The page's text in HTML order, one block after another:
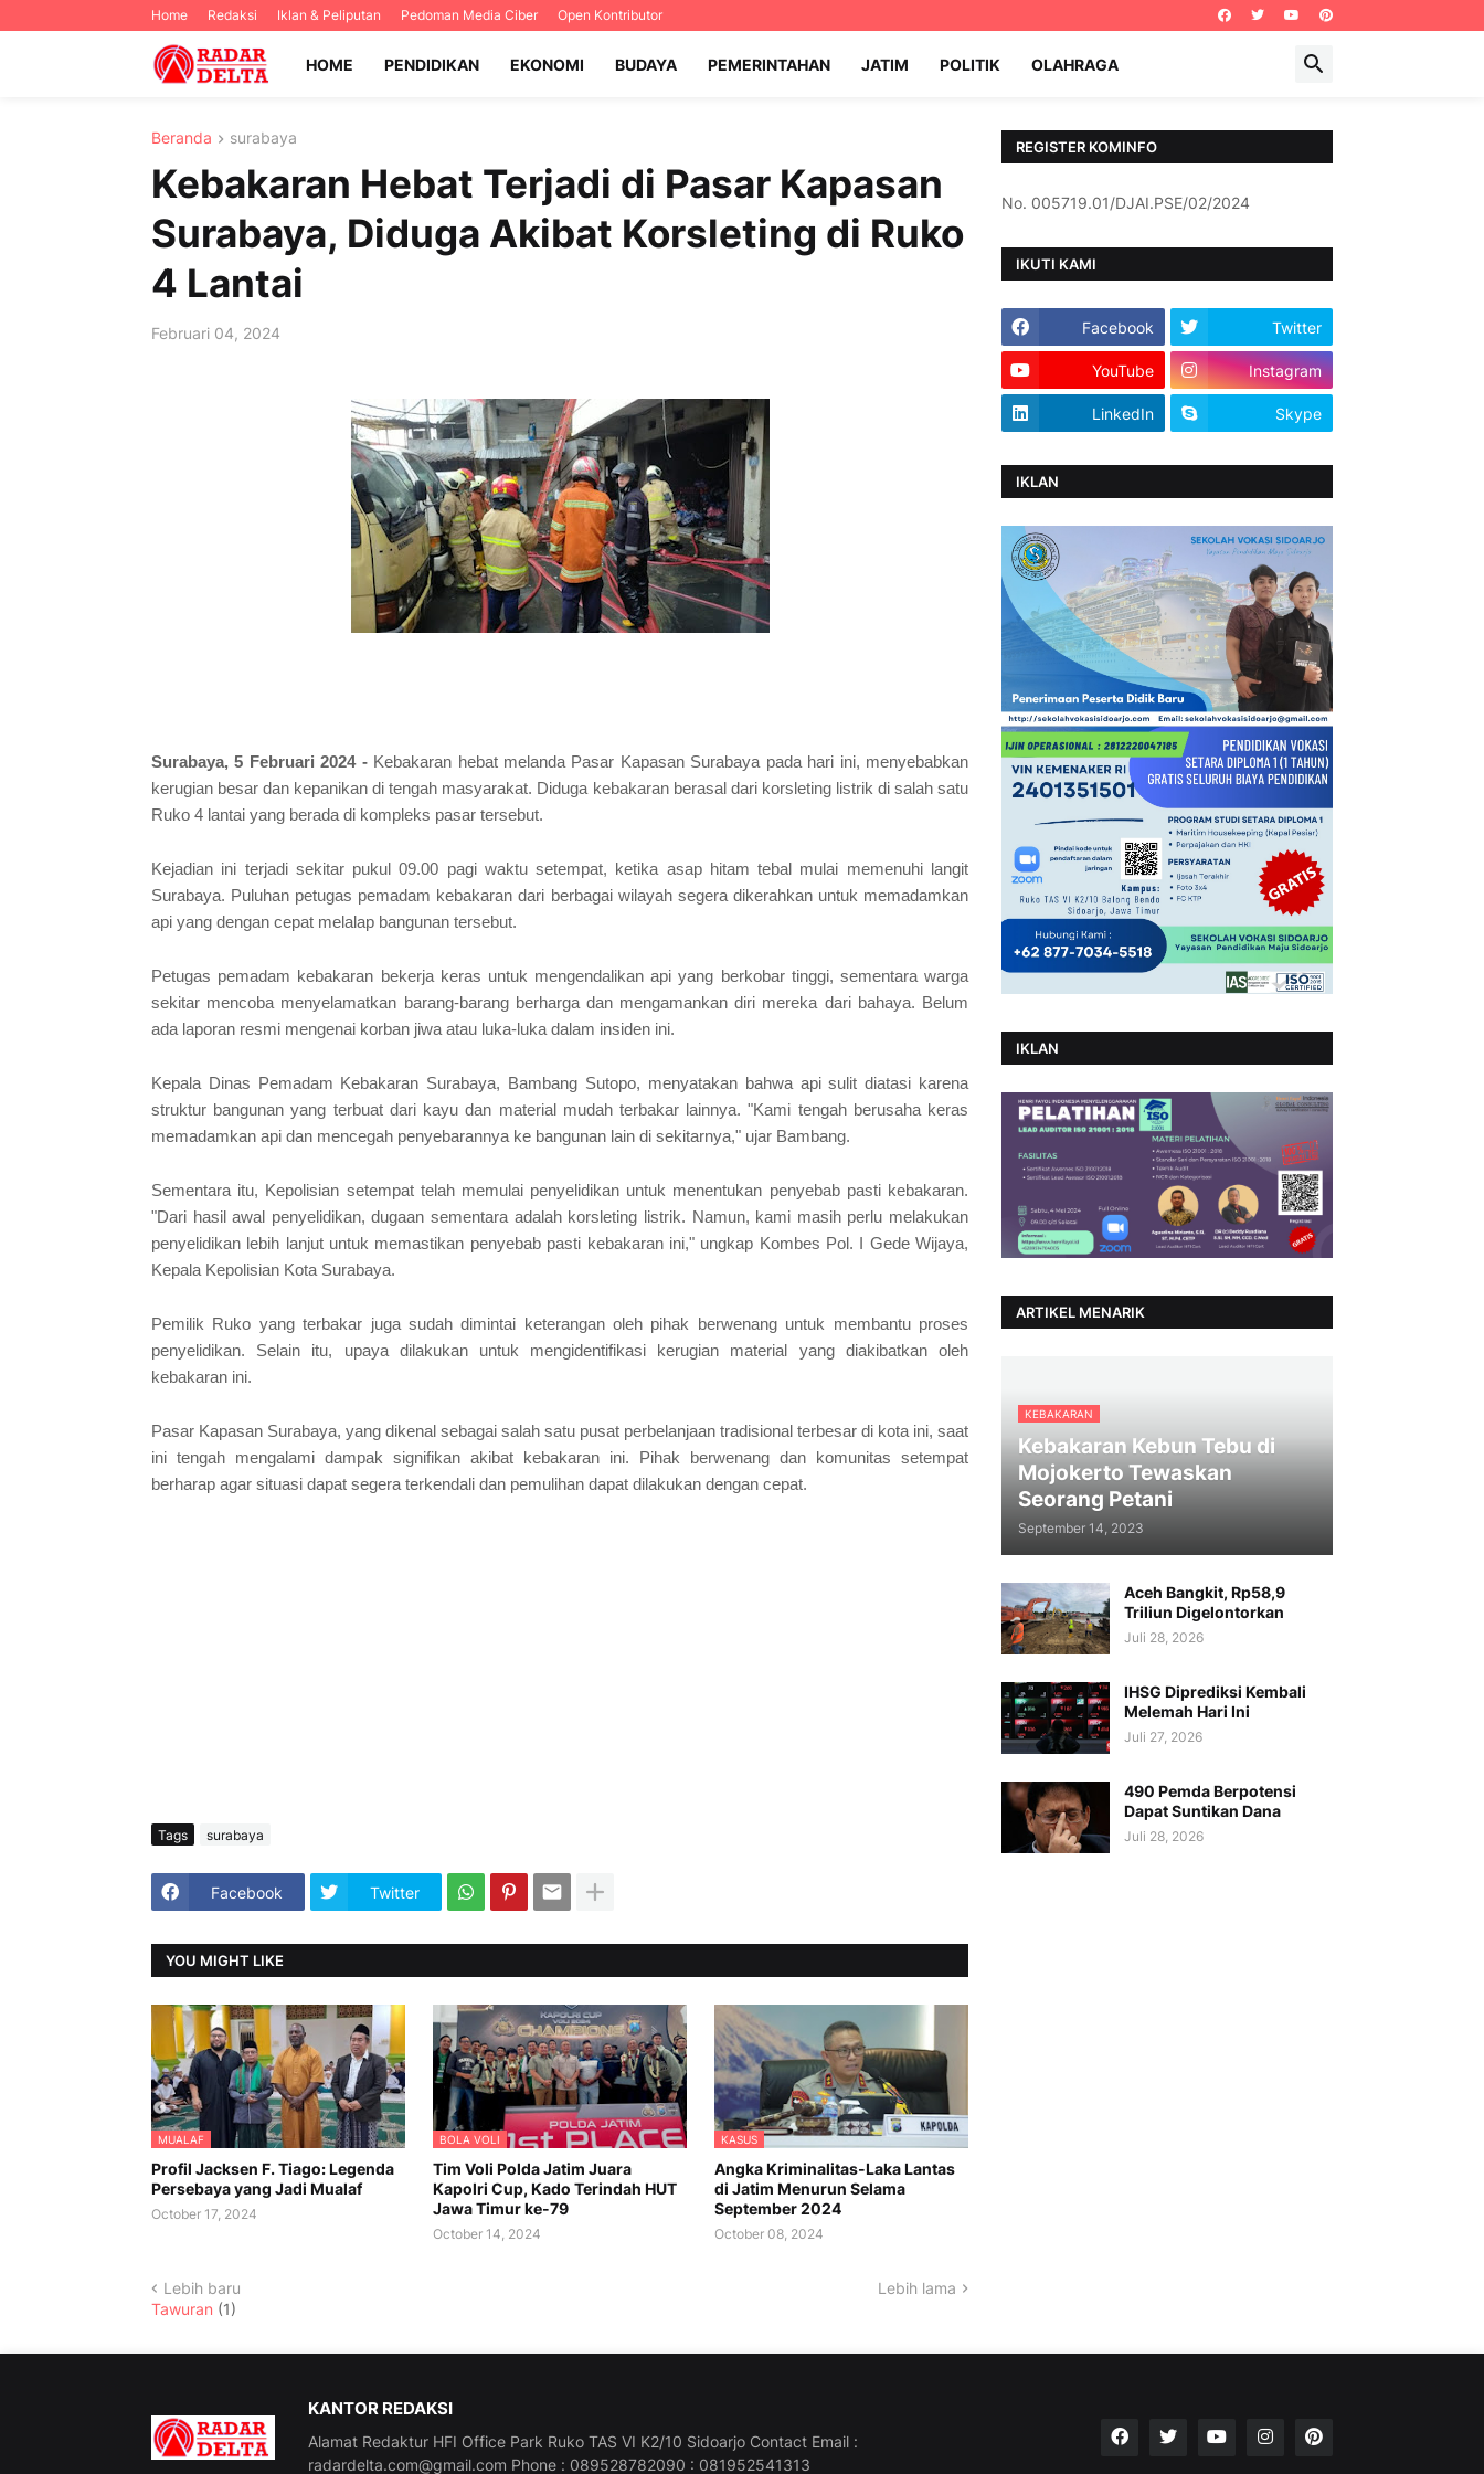
Home Redaksi Iklan & Peliputan Pedoman Media Ciber Open Kontributor
HOME PENDIDIKAN EKONOMI BUDAYA PEMERINTAHAN JATIM POLITIK OLAHRAGA
Beranda surabaya
Kebakaran Hebat Terjadi di Pasar Kapasan
Surabaya, Diduga Akibat Korsleting di Ruko
4 Lantai
Februari 04, 2024
Surabaya, 5 Februari 2024 -Kebakaran hebat melanda Pasar Kapasan Surabaya pada hari ini, menyebabkan
kerugian besar dan kepanikan di tengah masyarakat. Diduga kebakaran berasal dari korsleting listrik di salah satu
Ruko 4 lantai yang berada di kompleks pasar tersebut.
Kejadian ini terjadi sekitar pukul 09.00 pagi waktu setempat, ketika asap hitam tebal mulai memenuhi langit
Surabaya. Puluhan petugas pemadam kebakaran dari berbagai wilayah segera dikerahkan untuk memadamkan
api yang dengan cepat melalap bangunan tersebut.
Petugas pemadam kebakaran bekerja keras untuk mengendalikan api yang berkobar tinggi, sementara warga
sekitar mencoba menyelamatkan barang-barang berharga dan mengamankan diri mereka dari bahaya. Belum
ada laporan resmi mengenai korban jiwa atau luka-luka dalam insiden ini.
Kepala Dinas Pemadam Kebakaran Surabaya, Bambang Sutopo, menyatakan bahwa api sulit diatasi karena
struktur bangunan yang terbuat dari kayu dan material mudah terbakar lainnya. "Kami tengah berusaha keras
memadamkan api dan mencegah penyebarannya ke bangunan lain di sekitarnya," ujar Bambang.
Sementara itu, Kepolisian setempat telah memulai penyelidikan untuk menentukan penyebab pasti kebakaran.
"Dari hasil awal penyelidikan, dugaan sementara adalah korsleting listrik. Namun, kami masih perlu melakukan
penyelidikan lebih lanjut untuk memastikan penyebab pasti kebakaran ini," ungkap Kombes Pol. I Gede Wijaya,
Kepala Kepolisian Kota Surabaya.
Pemilik Ruko yang terbakar juga sudah dimintai keterangan oleh pihak berwenang untuk membantu proses
penyelidikan. Selain itu, upaya dilakukan untuk mengidentifikasi kerugian material yang diakibatkan oleh
kebakaran ini.
Pasar Kapasan Surabaya, yang dikenal sebagai salah satu pusat perbelanjaan tradisional terbesar di kota ini, saat
ini tengah mengalami dampak signifikan akibat kebakaran ini. Pihak berwenang dan komunitas setempat
berharap agar situasi dapat segera terkendali dan pemulihan dapat dilakukan dengan cepat.
Tags surabaya
Facebook Twitter
YOU MIGHT LIKE
MUALAF
Profil Jacksen F. Tiago: Legenda
Persebaya yang Jadi Mualaf
October 17, 2024
BOLA VOLI
Tim Voli Polda Jatim Juara
Kapolri Cup, Kado Terindah HUT
Jawa Timur ke-79
October 14, 2024
KASUS
Angka Kriminalitas-Laka Lantas
di Jatim Menurun Selama
September 2024
October 08, 2024
Lebih baru
Lebih lama
Tawuran (1)
REGISTER KOMINFO
No. 005719.01/DJAI.PSE/02/2024
IKUTI KAMI
Facebook Twitter
YouTube Instagram
LinkedIn Skype
IKLAN
IKLAN
ARTIKEL MENARIK
KEBAKARAN
Kebakaran Kebun Tebu di
Mojokerto Tewaskan
Seorang Petani
September 14, 2023
Aceh Bangkit, Rp58,9
Triliun Digelontorkan
Juli 28, 2026
IHSG Diprediksi Kembali
Melemah Hari Ini
Juli 27, 2026
490 Pemda Berpotensi
Dapat Suntikan Dana
Juli 28, 2026
KANTOR REDAKSI
Alamat Redaktur HFI Office Park Ruko TAS VI K2/10 Sidoarjo Contact Email :
radardelta.com@gmail.com Phone : 089528782090 : 081952541313